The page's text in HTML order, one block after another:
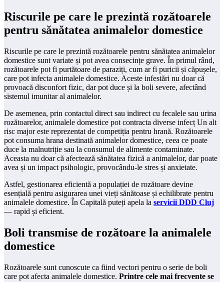
Riscurile pe care le prezintă rozătoarele
pentru sănătatea animalelor domestice
Riscurile pe care le prezintă rozătoarele pentru sănătatea animalelor
domestice sunt variate și pot avea consecințe grave. În primul rând,
rozătoarele pot fi purtătoare de paraziți, cum ar fi puricii și căpușele,
care pot infecta animalele domestice. Aceste infestări nu doar că
provoacă disconfort fizic, dar pot duce și la boli severe, afectând
sistemul imunitar al animalelor.
De asemenea, prin contactul direct sau indirect cu fecalele sau urina
rozătoarelor, animalele domestice pot contracta diverse infecț Un alt
risc major este reprezentat de competiția pentru hrană. Rozătoarele
pot consuma hrana destinată animalelor domestice, ceea ce poate
duce la malnutriție sau la consumul de alimente contaminate.
Aceasta nu doar că afectează sănătatea fizică a animalelor, dar poate
avea și un impact psihologic, provocându-le stres și anxietate.
Astfel, gestionarea eficientă a populației de rozătoare devine
esențială pentru asigurarea unei vieți sănătoase și echilibrate pentru
animalele domestice. În Capitală puteți apela la servicii DDD Cluj
— rapid și eficient.
Boli transmise de rozătoare la animalele
domestice
Rozătoarele sunt cunoscute ca fiind vectori pentru o serie de boli
care pot afecta animalele domestice. Printre cele mai frecvente se